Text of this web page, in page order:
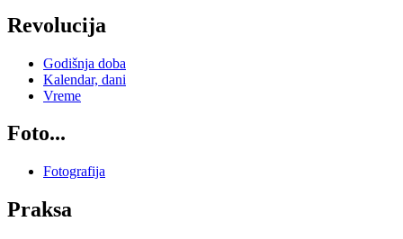
Revolucija
Godišnja doba
Kalendar, dani
Vreme
Foto...
Fotografija
Praksa